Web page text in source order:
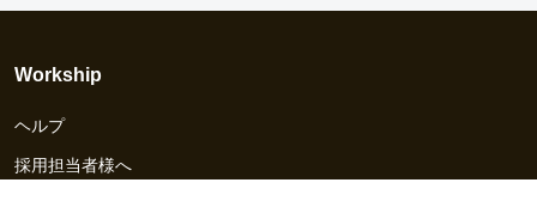
Workship
ヘルプ
採用担当者様へ